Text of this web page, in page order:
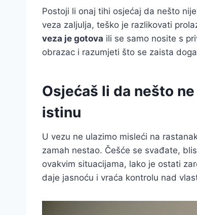
Postoji li onaj tihi osjećaj da nešto
veza zaljulja, teško je razlikovati
veza je gotova ili se samo nosite s
obrazac i razumjeti što se zaista
Osjećaš li da nešto
istinu
U vezu ne ulazimo misleći na
zamah nestao. Češće se svađate,
ovakvim situacijama, lako je ostati
daje jasnoću i vraća kontrolu nad